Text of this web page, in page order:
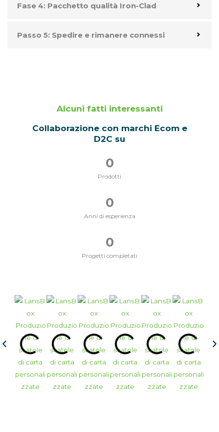
Fase 4: Pacchetto qualità Iron-Clad
Passo 5: Spedire e rimanere connessi
Alcuni fatti interessanti
Collaborazione con marchi Ecom e
D2C su
Prodotti
0
Anni di esperienza
0
Progetti completati
0